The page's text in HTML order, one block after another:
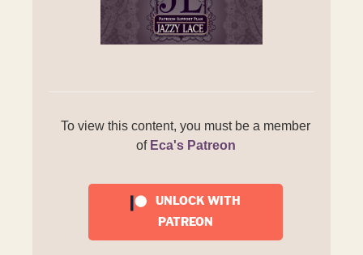
To view this content, you must be a member
of Eca's Patreon
UNLOCK WITH
PATREON